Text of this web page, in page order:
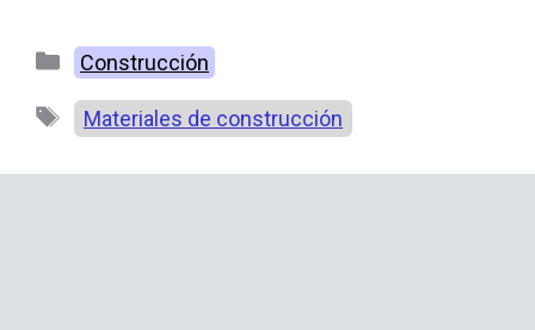
Categorías
Construcción
Etiquetas
Materiales de construcción